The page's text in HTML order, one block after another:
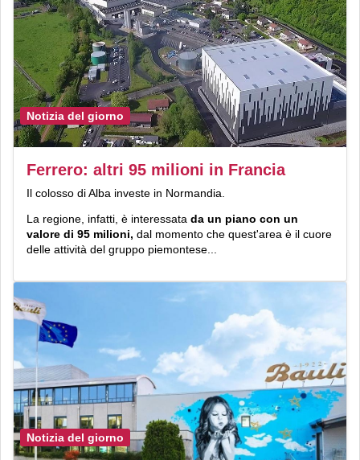
Notizia del giorno
Ferrero: altri 95 milioni in Francia
Il colosso di Alba investe in Normandia.
La regione, infatti, è interessata da un piano con un
valore di 95 milioni, dal momento che quest'area è il cuore
delle attività del gruppo piemontese...
Notizia del giorno